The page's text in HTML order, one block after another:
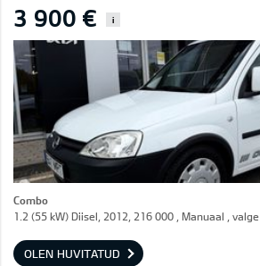
3 900 € i
Combo
1.2 (55 kW) Diisel, 2012, 216 000 , Manuaal , valge
OLEN HUVITATUD